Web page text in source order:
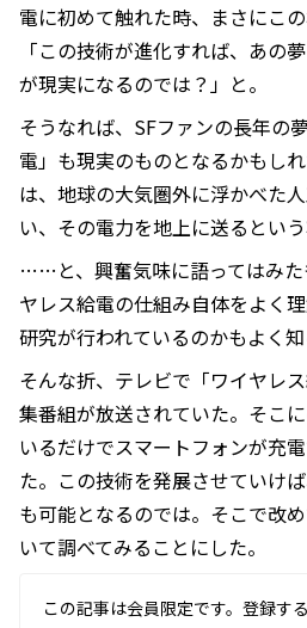
電に初めて触れた時、まさにこ
「この技術が進化すれば、あの
が現実になるのでは？」と。
そうなれば、SFファンの長年の
電」も現実のものとなるかもし
は、地球の大気圏外に浮かべた
い、その電力を地上に送るという
……と、興奮気味に語ってはみた
ヤレス給電の仕組み自体をよく
研究が行われているのかもよく知
そんな折、テレビで「ワイヤレ
集番組が放送されていた。そこ
いるだけでスマートフォンが充
た。この技術を発展させていけ
も可能となるのでは。そこで改
いて調べてみることにした。
この記事は会員限定です。登録す